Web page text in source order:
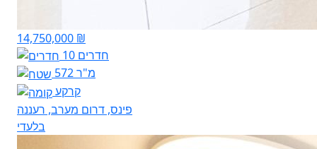
14,750,000 ₪
10 חדרים
572 מ"ר
קרקע
פינס, דרום מערב, רעננה
בלעדי